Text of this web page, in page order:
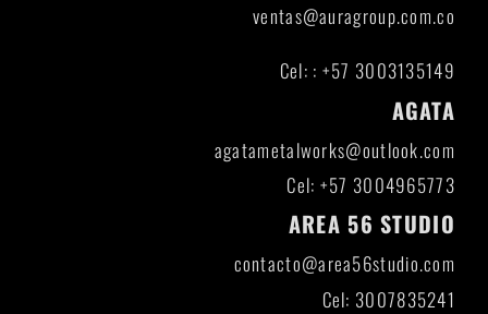
ventas@auragroup.com.co
Cel: : +57 3003135149
AGATA
agatametalworks@outlook.com
Cel: +57 3004965773
AREA 56 STUDIO
contacto@area56studio.com
Cel: 3007835241